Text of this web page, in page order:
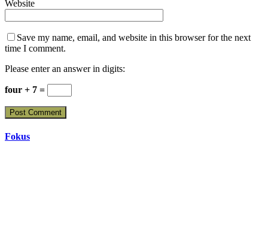
Website
Save my name, email, and website in this browser for the next
time I comment.
Please enter an answer in digits:
four + 7 =
Fokus